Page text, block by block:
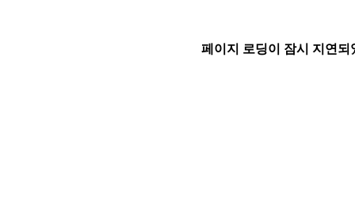
페이지 로딩이 잠시 지연